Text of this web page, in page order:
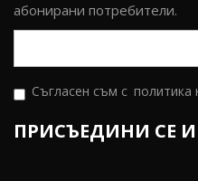
абонирани потребители.
Съгласен съм с политика
ПРИСЪЕДИНИ СЕ